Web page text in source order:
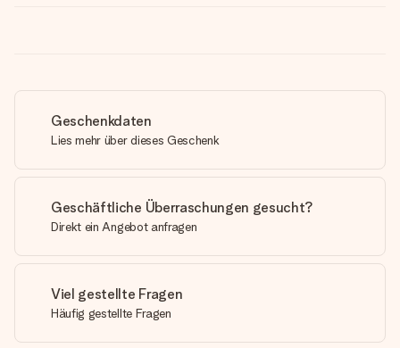
Geschenkdaten
Lies mehr über dieses Geschenk
Geschäftliche Überraschungen gesucht?
Direkt ein Angebot anfragen
Viel gestellte Fragen
Häufig gestellte Fragen